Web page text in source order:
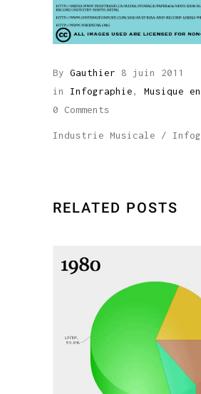
By Gauthier
8 juin 2011
in Infographie, Musique
0 Comments
Industrie Musicale /
RELATED POSTS